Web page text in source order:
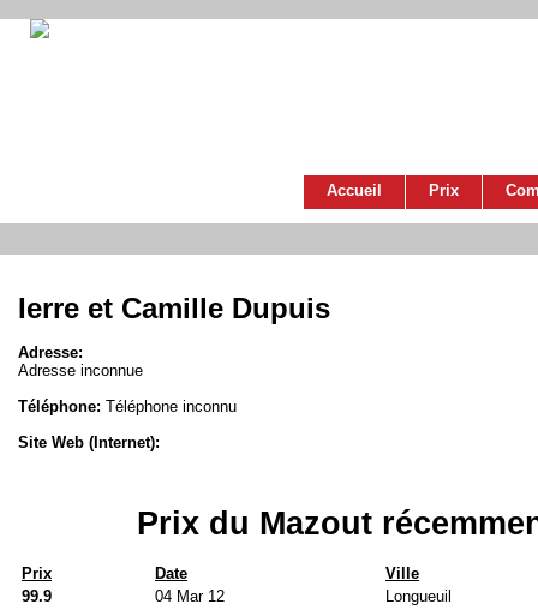
Accueil Prix
Ierre et Camille Dupuis
Adresse:
Adresse inconnue
Téléphone: Téléphone inconnu
Site Web (Internet):
Prix du Mazout
Prix Date
Ville
99.9
04 Mar 12
Longueuil